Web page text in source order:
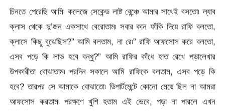
চিনতে পেরেছি আমি৷ কলেজে সেকেন্ড লাষ্ট বেন্ঞ্চে আমার সাথেই বসতো৷ ল্যাব
ক্লাস থেকে দু’জন একসাথে বেরোতাম৷ সবার কান ফাঁকি দিয়ে রাফি বলতো,
ক্লাসে কিছু বুঝেছিস?” আমি বলতাম, না রে৷” রাফি আফসোস করে বলতো,
এসব পড়ে কি লাভ হবে বন্ধু?” আমি রাফির কাঁধে হাত রেখে পড়ালেখার
উপকারীতা বোঝাতাম৷ পরদিন সকালে আমি রাফিকে বলতাম, এসব পড়ে কি
হবে? তারপর সে আমাকে বোঝাতো৷ ডিপার্টমেন্টে কোনো মেয়ে ছিল না আমরা
আফসোস করতাম৷ পরক্ষণে খুশি হতাম এই ভেবে, পড়া না পারলে এখন